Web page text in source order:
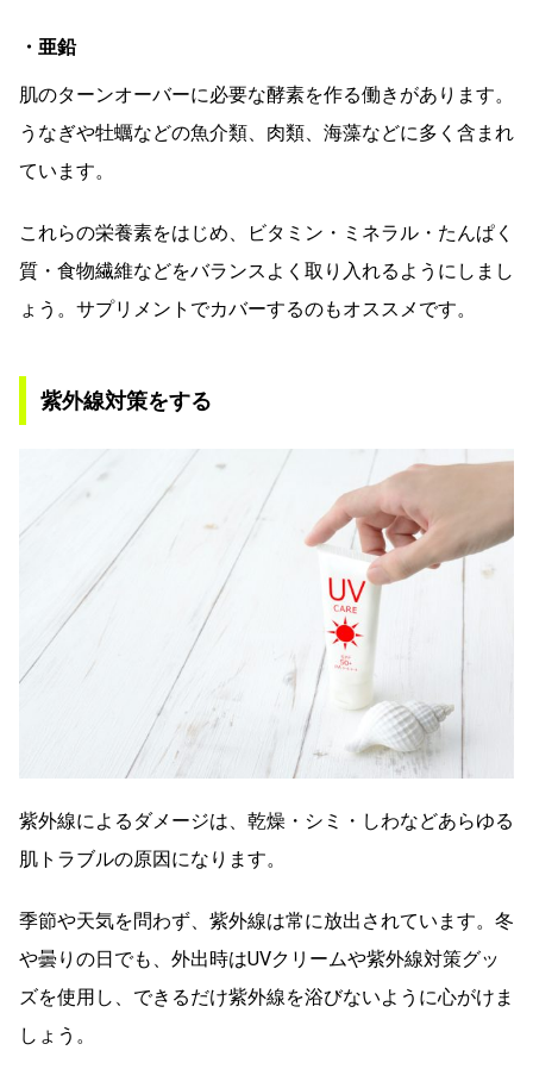
・亜鉛
肌のターンオーバーに必要な酵素を作る働きがあります。
うなぎや牡蠣などの魚介類、肉類、海藻などに多く含まれ
ています。
これらの栄養素をはじめ、ビタミン・ミネラル・たんぱく
質・食物繊維などをバランスよく取り入れるようにしまし
ょう。サプリメントでカバーするのもオススメです。
紫外線対策をする
紫外線によるダメージは、乾燥・シミ・しわなどあらゆる
肌トラブルの原因になります。
季節や天気を問わず、紫外線は常に放出されています。冬
や曇りの日でも、外出時はUVクリームや紫外線対策グッ
ズを使用し、できるだけ紫外線を浴びないように心がけま
しょう。